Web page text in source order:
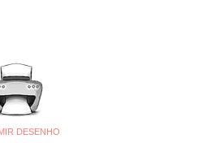
DESENHO